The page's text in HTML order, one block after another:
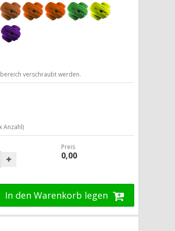
verschraubt werden.
Anzahl)
Preis
0,00
In den Warenkorb legen